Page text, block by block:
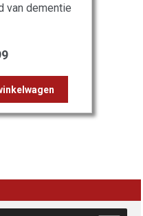
van dementie